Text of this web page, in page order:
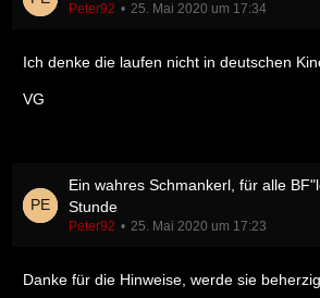
Peter92 25. Mai 2020 um 17:34
Ich denke die laufen nicht in deutschen
VG
Ein wahres Schmankerl, für alle
Stunde
Peter92 25. Mai 2020 um 17:23
Danke für die Hinweise, werde sie